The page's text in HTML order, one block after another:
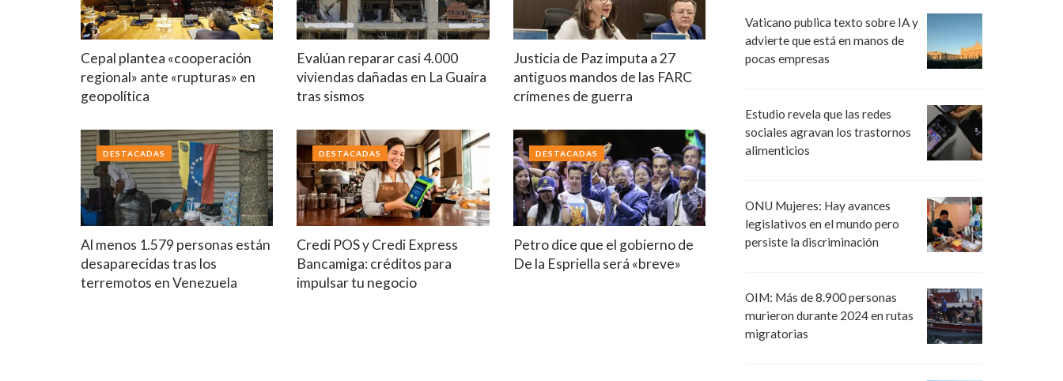
Cepal plantea «cooperación
regional» ante «rupturas» en
geopolítica
Evalúan reparar casi 4.000
viviendas dañadas en La Guaira
tras sismos
Justicia de Paz imputa a 27
antiguos mandos de las FARC
crímenes de guerra
Al menos 1.579 personas están
desaparecidas tras los
terremotos en Venezuela
DESTACADAS
Credi POS y Credi Express
Bancamiga: créditos para
impulsar tu negocio
DESTACADAS
Petro dice que el gobierno de
De la Espriella será «breve»
DESTACADAS
Vaticano publica texto sobre IA y
advierte que está en manos de
pocas empresas
Estudio revela que las redes
sociales agravan los trastornos
alimenticios
ONU Mujeres: Hay avances
legislativos en el mundo pero
persiste la discriminación
OIM: Más de 8.900 personas
murieron durante 2024 en rutas
migratorias